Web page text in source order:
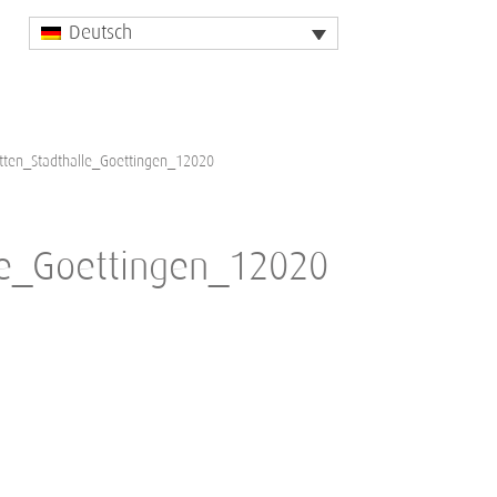
Deutsch